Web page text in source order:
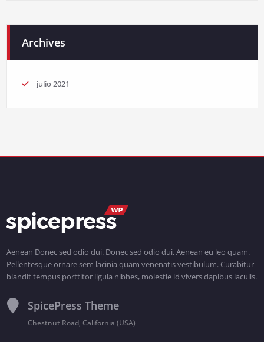
Archives
julio 2021
Aenean Donec sed odio dui. Donec sed odio dui. Aenean eu leo quam.
Pellentesque ornare sem lacinia quam venenatis vestibulum. Curabitur
blandit tempus porttitor ligula nibhes, molestie id vivers dapibus iaculis.
SpicePress Theme
Chestnut Road, California (USA)